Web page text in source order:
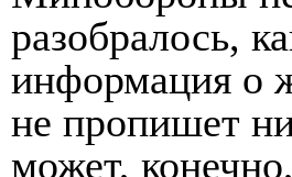
разобралось,
информация о
не пропишет
может,